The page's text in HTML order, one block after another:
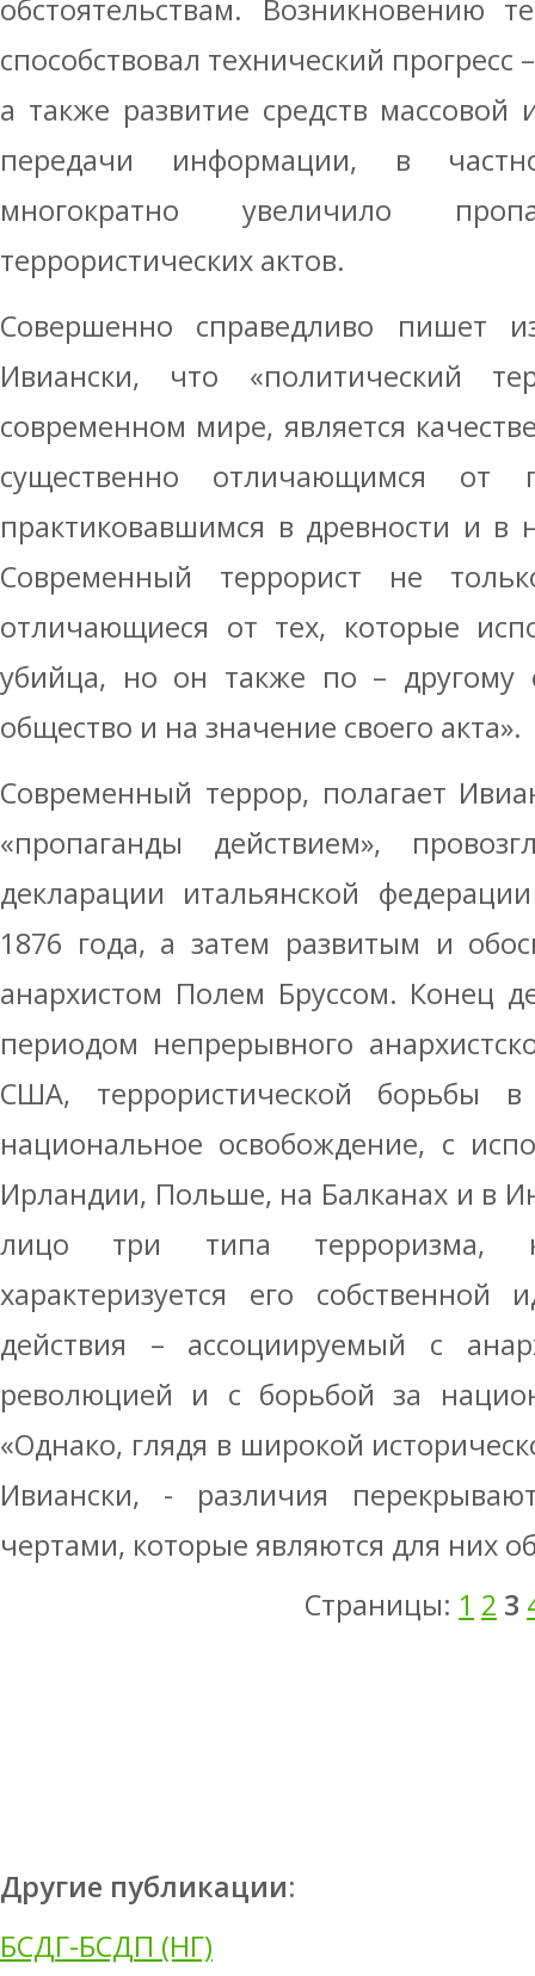
обстоятельствам. Возникновению
способствовал технический
а также развитие средств
передачи информации, в
многократно увеличило
террористических актов.
Совершенно справедливо пишет
Ивиански, что «политический
современном мире, является
существенно отличающимся от
практиковавшимся в древности и в
Современный террорист не
отличающиеся от тех, которые
убийца, но он также по – другому
общество и на значение своего акта».
Современный террор, полагает
«пропаганды действием»,
декларации итальянской
1876 года, а затем развитым и
анархистом Полем Бруссом. Конец
периодом непрерывного
США, террористической борьбы
национальное освобождение, с
Ирландии, Польше, на Балканах и в
лицо три типа терроризма,
характеризуется его собственной
действия – ассоциируемый с
революцией и с борьбой за
«Однако, глядя в широкой
Ивиански, - различия
чертами, которые являются для них
Страницы: 1 2 3
Другие публикации:
БСДГ-БСДП (НГ)